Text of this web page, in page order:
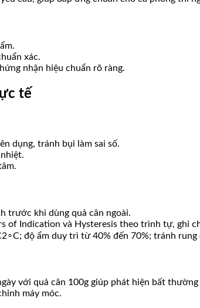
xác.
nhận hiệu chuẩn rõ ràng.
tế
dụng, tránh bụi làm sai số.
trước khi dùng quả cân ngoài.
of Indication và Hysteresis theo trình tự, ghi
2∘C; độ ẩm duy trì từ 40% đến 70%; tránh rung
với quả cân 100g giúp phát hiện bất
máy móc.